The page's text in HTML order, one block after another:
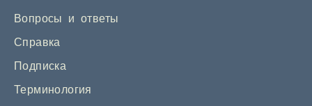
Вопросы и ответы
Справка
Подписка
Терминология